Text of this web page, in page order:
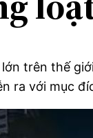
trên thế
ra với mục